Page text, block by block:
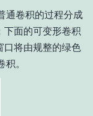
通卷积的过程分成
面的可变形卷积
将由规整的绿色
。